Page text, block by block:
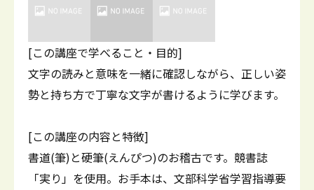
[この講座で学べること・目的]
文字の読みと意味を一緒に確認しながら、正しい姿
勢と持ち方で丁寧な文字が書けるように学びます。
[この講座の内容と特徴]
書道(筆)と硬筆(えんぴつ)のお稽古です。競書誌
「実り」を使用。お手本は、文部科学省学習指導要